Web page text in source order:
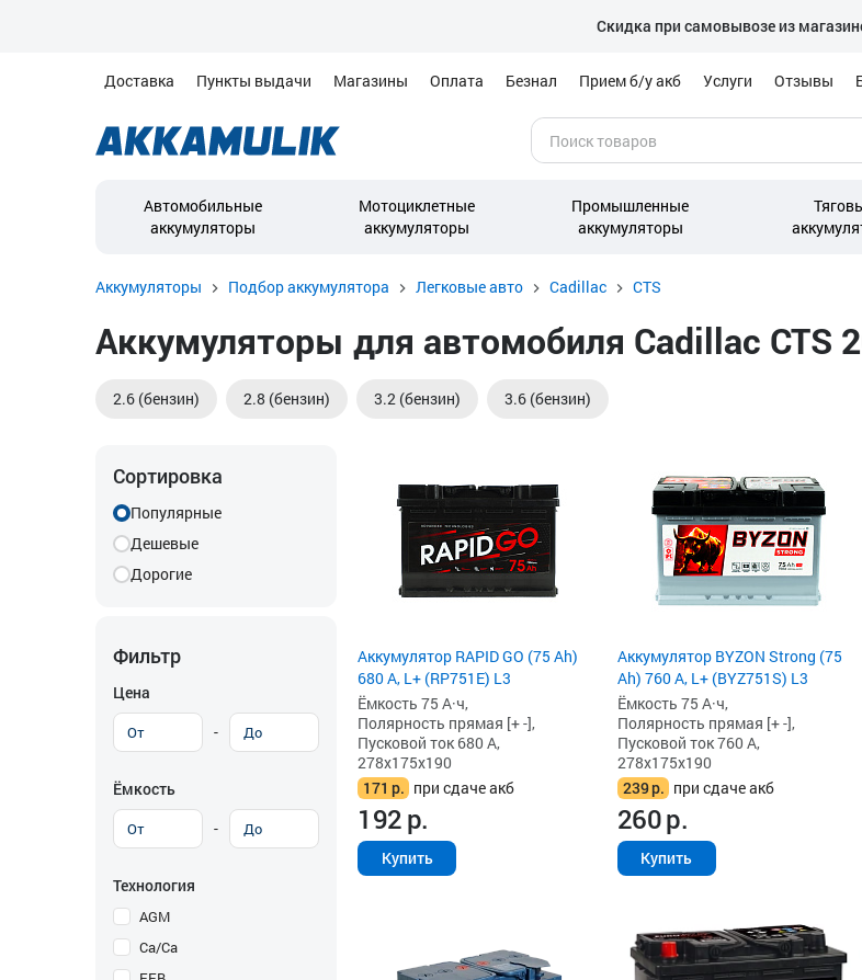
Скидка при самовывозе из
Доставка Пункты выдачи Магазины Оплата Безнал Прием б/у акб Услуги Отзывы
Автомобильные
аккумуляторы
Мотоциклетные
аккумуляторы
Промышленные
аккумуляторы
Аккумуляторы Подбор аккумулятора Легковые авто Cadillac CTS
Аккумуляторы для автомобиля Cadillac CTS
2.6 (бензин) 2.8 (бензин) 3.2 (бензин) 3.6 (бензин)
Сортировка
Популярные
Дешевые
Дорогие
Фильтр
Цена
-
Ёмкость
-
Технология
AGM
Ca/Ca
Аккумулятор RAPID GO (75 Ah)
680 А, L+ (RP751E) L3
Ёмкость 75 А·ч,
Полярность прямая [+ -],
Пусковой ток 680 А,
278x175x190
171 р. при сдаче акб
192р.
Купить
Аккумулятор BYZON Strong (75
Ah) 760 А, L+ (BYZ751S) L3
Ёмкость 75 А·ч,
Полярность прямая [+ -],
Пусковой ток 760 А,
278x175x190
239р. при сдаче акб
260р.
Купить